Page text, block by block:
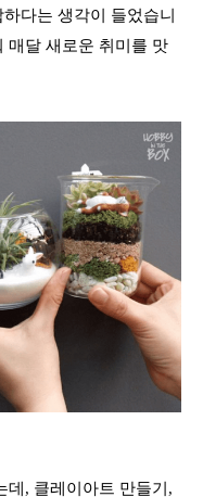
다는 생각이 들었습니
매달 새로운 취미를 맛
데, 클레이아트 만들기,